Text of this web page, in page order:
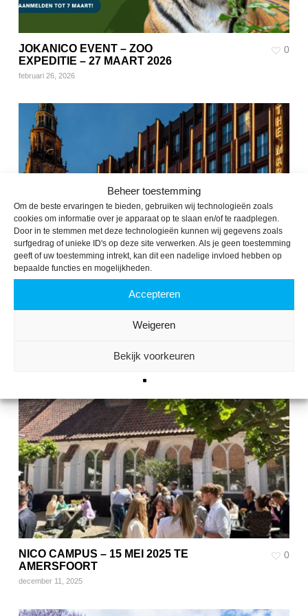
Beheer toestemming
Om de beste ervaringen te bieden, gebruiken wij technologieën zoals
cookies om informatie over je apparaat op te slaan en/of te raadplegen.
Door in te stemmen met deze technologieën kunnen wij gegevens zoals
surfgedrag of unieke ID's op deze site verwerken. Als je geen toestemming
geeft of uw toestemming intrekt, kan dit een nadelige invloed hebben op
bepaalde functies en mogelijkheden.
Accepteren
Weigeren
Bekijk voorkeuren
JOKANICO EVENT – ZOO
EXPEDITIE – 27 MAART 2026
februari 26, 2026
0
THE NIGHT BEFORE – 2 OKTOBER
2025 TE GRONINGEN
NICO CAMPUS – 15 MEI 2025 TE
AMERSFOORT
december 11, 2025
0